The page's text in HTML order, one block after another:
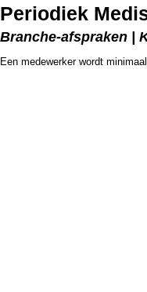
Periodiek
Branche-afspraken |
Een medewerker wordt